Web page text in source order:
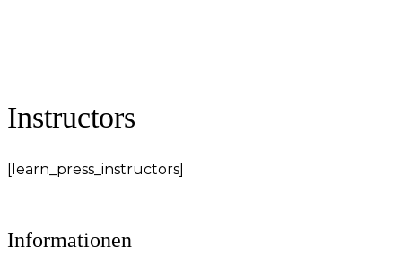
Instructors
[learn_press_instructors]
Informationen